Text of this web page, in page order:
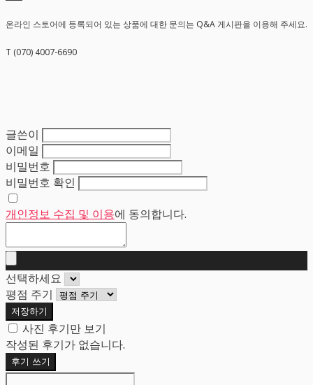
온라인 스토어에 등록되어 있는 상품에 대한 문의는 Q&A 게시판을 이용해 주세요.
T (070) 4007-6690
글쓴이
이메일
비밀번호
비밀번호 확인
개인정보 수집 및 이용에 동의합니다.
선택하세요
평점 주기
저장하기
사진 후기만 보기
작성된 후기가 없습니다.
후기 쓰기